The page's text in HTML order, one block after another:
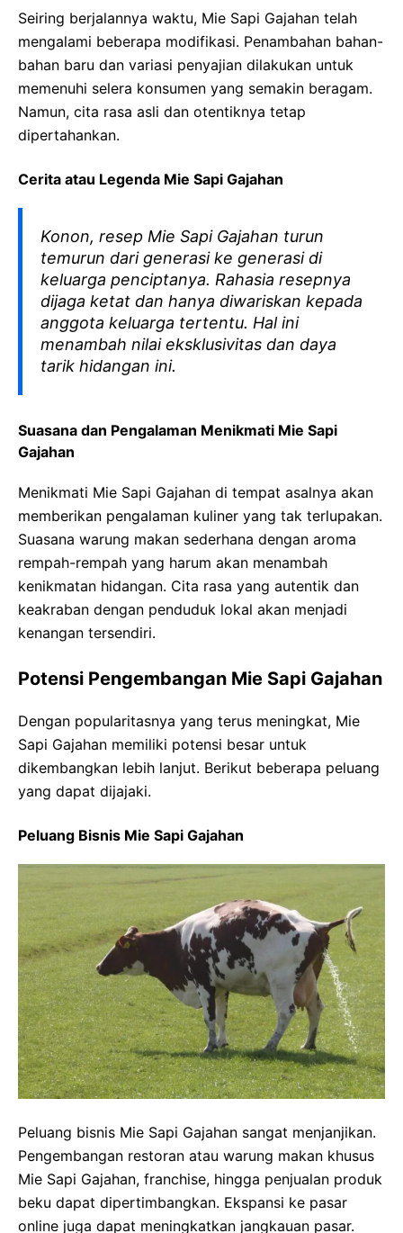
Seiring berjalannya waktu, Mie Sapi Gajahan telah
mengalami beberapa modifikasi. Penambahan bahan-
bahan baru dan variasi penyajian dilakukan untuk
memenuhi selera konsumen yang semakin beragam.
Namun, cita rasa asli dan otentiknya tetap
dipertahankan.
Cerita atau Legenda Mie Sapi Gajahan
Konon, resep Mie Sapi Gajahan turun
temurun dari generasi ke generasi di
keluarga penciptanya. Rahasia resepnya
dijaga ketat dan hanya diwariskan kepada
anggota keluarga tertentu. Hal ini
menambah nilai eksklusivitas dan daya
tarik hidangan ini.
Suasana dan Pengalaman Menikmati Mie Sapi
Gajahan
Menikmati Mie Sapi Gajahan di tempat asalnya akan
memberikan pengalaman kuliner yang tak terlupakan.
Suasana warung makan sederhana dengan aroma
rempah-rempah yang harum akan menambah
kenikmatan hidangan. Cita rasa yang autentik dan
keakraban dengan penduduk lokal akan menjadi
kenangan tersendiri.
Potensi Pengembangan Mie Sapi Gajahan
Dengan popularitasnya yang terus meningkat, Mie
Sapi Gajahan memiliki potensi besar untuk
dikembangkan lebih lanjut. Berikut beberapa peluang
yang dapat dijajaki.
Peluang Bisnis Mie Sapi Gajahan
Peluang bisnis Mie Sapi Gajahan sangat menjanjikan.
Pengembangan restoran atau warung makan khusus
Mie Sapi Gajahan, franchise, hingga penjualan produk
beku dapat dipertimbangkan. Ekspansi ke pasar
online juga dapat meningkatkan jangkauan pasar.